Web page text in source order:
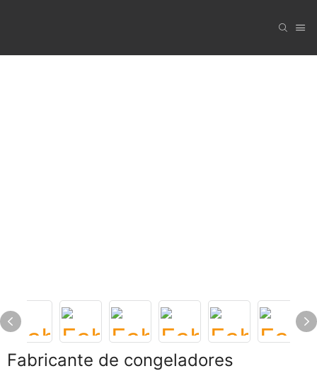
Fabricante de congeladores